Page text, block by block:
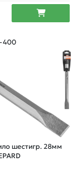
400
шестигр. 28мм